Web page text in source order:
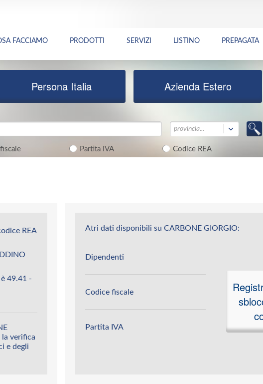
FACCIAMO PRODOTTI SERVIZI LISTINO PREPAGATA
Persona Italia Azienda Estero
Partita IVA Codice REA
provincia...
REA
49.41 -
la verifica
e degli
Atri dati disponibili su CARBONE GIORGIO:
Dipendenti
Codice fiscale
Partita IVA